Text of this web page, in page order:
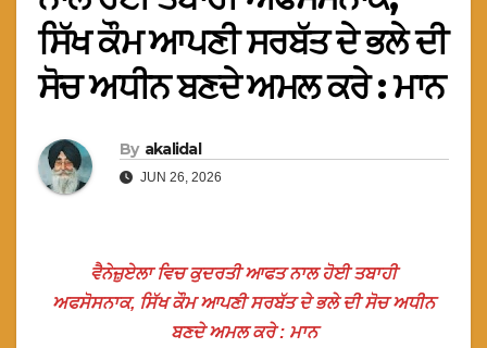
ਸਿੱਖ ਕੌਮ ਆਪਣੀ ਸਰਬੱਤ ਦੇ ਭਲੇ ਦੀ
ਸੋਚ ਅਧੀਨ ਬਣਦੇ ਅਮਲ ਕਰੇ : ਮਾਨ
By akalidal
JUN 26, 2026
ਵੈਨੇਜ਼ੁਏਲਾ ਵਿਚ ਕੁਦਰਤੀ ਆਫਤ ਨਾਲ ਹੋਈ ਤਬਾਹੀ
ਅਫਸੋਸਨਾਕ, ਸਿੱਖ ਕੌਮ ਆਪਣੀ ਸਰਬੱਤ ਦੇ ਭਲੇ ਦੀ ਸੋਚ ਅਧੀਨ
ਬਣਦੇ ਅਮਲ ਕਰੇ : ਮਾਨ